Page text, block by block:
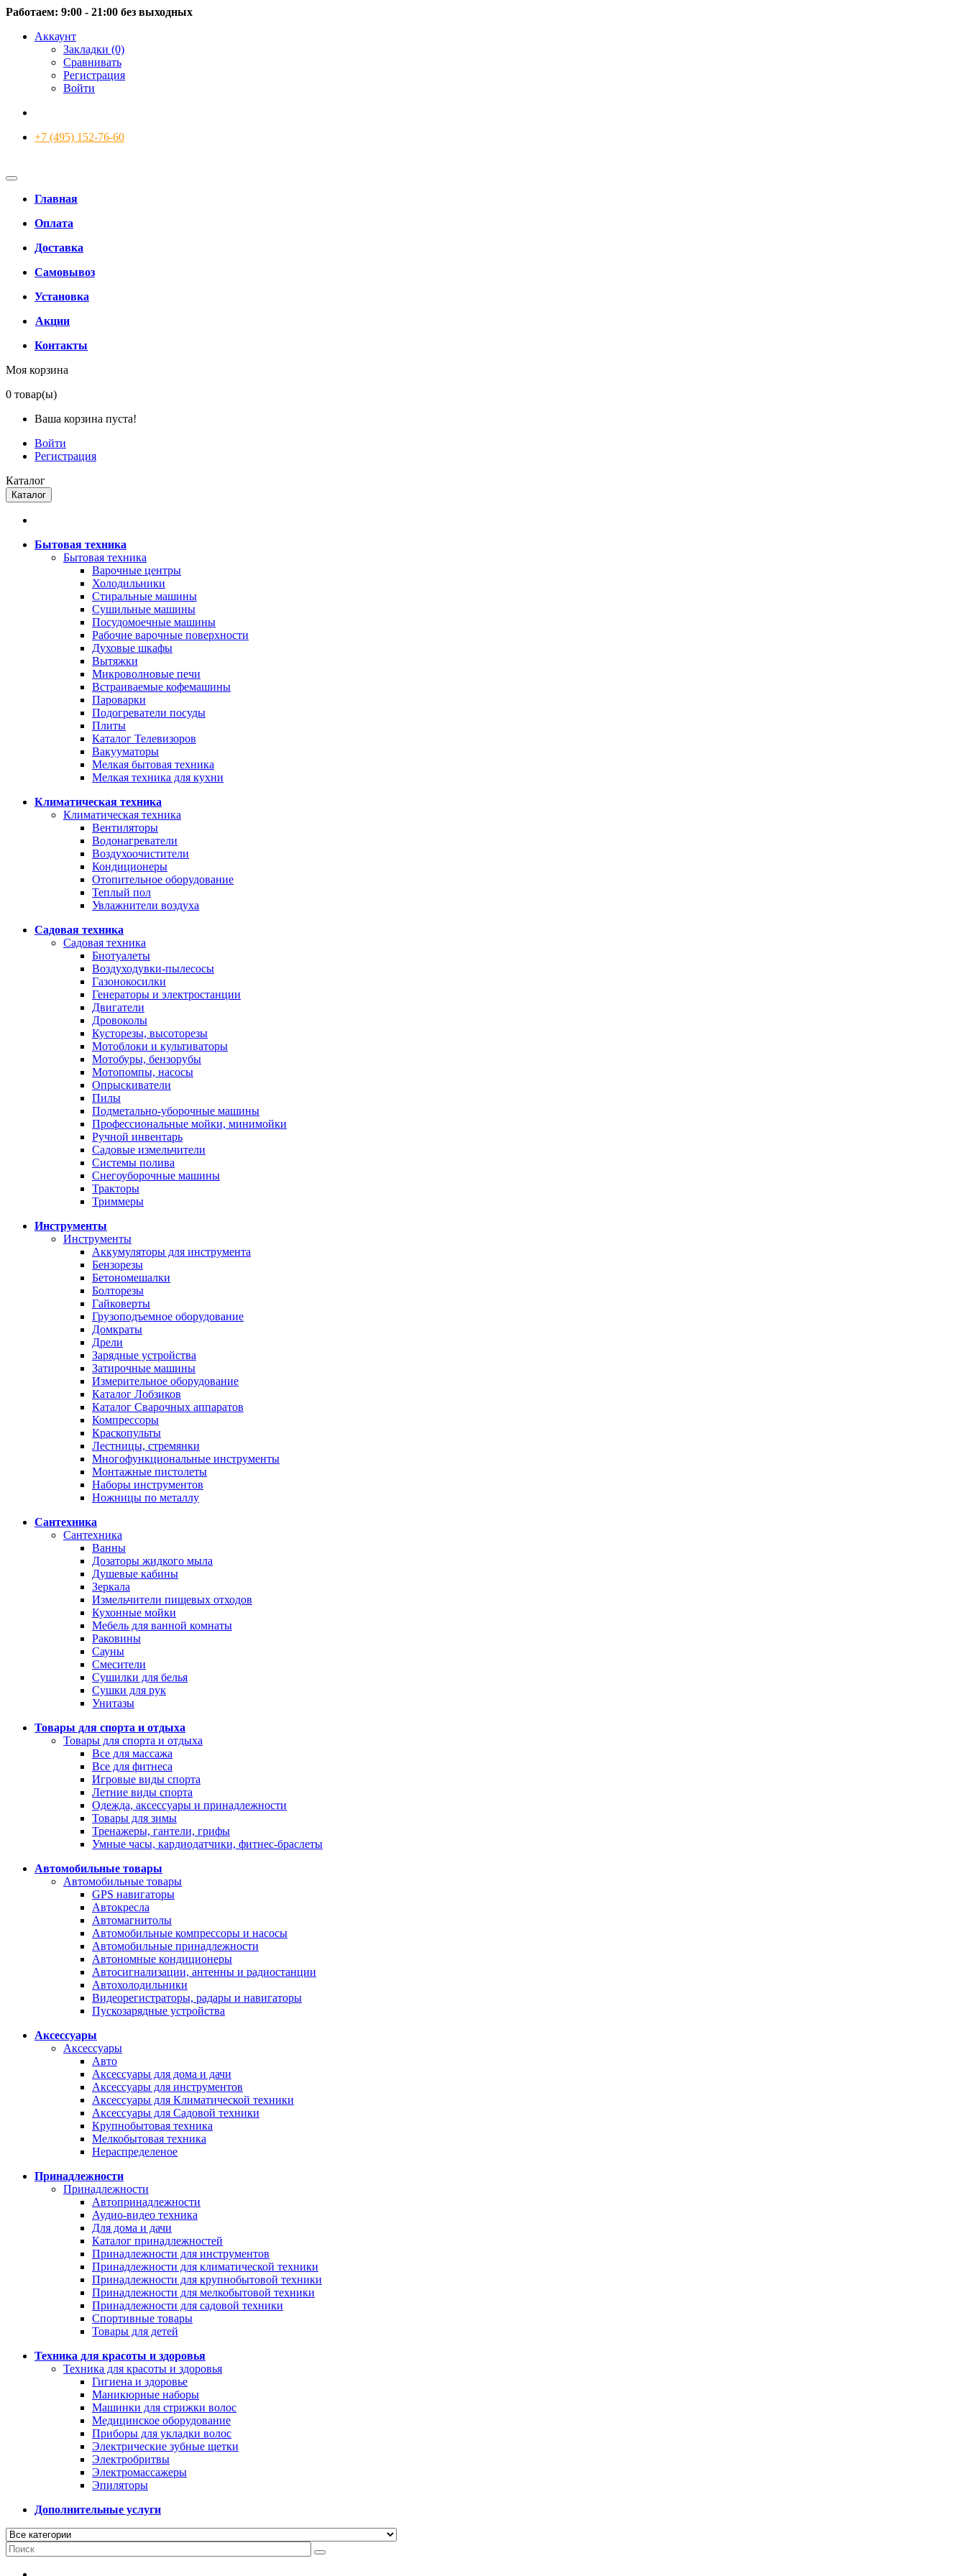
Работаем: 9:00 - 21:00 без выходных
Аккаунт
Закладки (0)
Сравнивать
Регистрация
Войти
+7 (495) 152-76-60
Главная
Оплата
Доставка
Самовывоз
Установка
Акции
Контакты
Моя корзина
0 товар(ы)
Ваша корзина пуста!
Войти
Регистрация
Каталог
Каталог
Бытовая техника
Бытовая техника
Варочные центры
Холодильники
Стиральные машины
Сушильные машины
Посудомоечные машины
Рабочие варочные поверхности
Духовые шкафы
Вытяжки
Микроволновые печи
Встраиваемые кофемашины
Пароварки
Подогреватели посуды
Плиты
Каталог Телевизоров
Вакууматоры
Мелкая бытовая техника
Мелкая техника для кухни
Климатическая техника
Климатическая техника
Вентиляторы
Водонагреватели
Воздухоочистители
Кондиционеры
Отопительное оборудование
Теплый пол
Увлажнители воздуха
Садовая техника
Садовая техника
Биотуалеты
Воздуходувки-пылесосы
Газонокосилки
Генераторы и электростанции
Двигатели
Дровоколы
Кусторезы, высоторезы
Мотоблоки и культиваторы
Мотобуры, бензорубы
Мотопомпы, насосы
Опрыскиватели
Пилы
Подметально-уборочные машины
Профессиональные мойки, минимойки
Ручной инвентарь
Садовые измельчители
Системы полива
Снегоуборочные машины
Тракторы
Триммеры
Инструменты
Инструменты
Аккумуляторы для инструмента
Бензорезы
Бетономешалки
Болторезы
Гайковерты
Грузоподъемное оборудование
Домкраты
Дрели
Зарядные устройства
Затирочные машины
Измерительное оборудование
Каталог Лобзиков
Каталог Сварочных аппаратов
Компрессоры
Краскопульты
Лестницы, стремянки
Многофункциональные инструменты
Монтажные пистолеты
Наборы инструментов
Ножницы по металлу
Сантехника
Сантехника
Ванны
Дозаторы жидкого мыла
Душевые кабины
Зеркала
Измельчители пищевых отходов
Кухонные мойки
Мебель для ванной комнаты
Раковины
Сауны
Смесители
Сушилки для белья
Сушки для рук
Унитазы
Товары для спорта и отдыха
Товары для спорта и отдыха
Все для массажа
Все для фитнеса
Игровые виды спорта
Летние виды спорта
Одежда, аксессуары и принадлежности
Товары для зимы
Тренажеры, гантели, грифы
Умные часы, кардиодатчики, фитнес-браслеты
Автомобильные товары
Автомобильные товары
GPS навигаторы
Автокресла
Автомагнитолы
Автомобильные компрессоры и насосы
Автомобильные принадлежности
Автономные кондиционеры
Автосигнализации, антенны и радиостанции
Автохолодильники
Видеорегистраторы, радары и навигаторы
Пускозарядные устройства
Аксессуары
Аксессуары
Авто
Аксессуары для дома и дачи
Аксессуары для инструментов
Аксессуары для Климатической техники
Аксессуары для Садовой техники
Крупнобытовая техника
Мелкобытовая техника
Нераспределеное
Принадлежности
Принадлежности
Автопринадлежности
Аудио-видео техника
Для дома и дачи
Каталог принадлежностей
Принадлежности для инструментов
Принадлежности для климатической техники
Принадлежности для крупнобытовой техники
Принадлежности для мелкобытовой техники
Принадлежности для садовой техники
Спортивные товары
Товары для детей
Техника для красоты и здоровья
Техника для красоты и здоровья
Гигиена и здоровье
Маникюрные наборы
Машинки для стрижки волос
Медицинское оборудование
Приборы для укладки волос
Электрические зубные щетки
Электробритвы
Электромассажеры
Эпиляторы
Дополнительные услуги